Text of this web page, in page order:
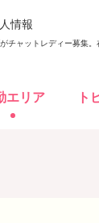
情報
チャットレディー募集。
エリア ト